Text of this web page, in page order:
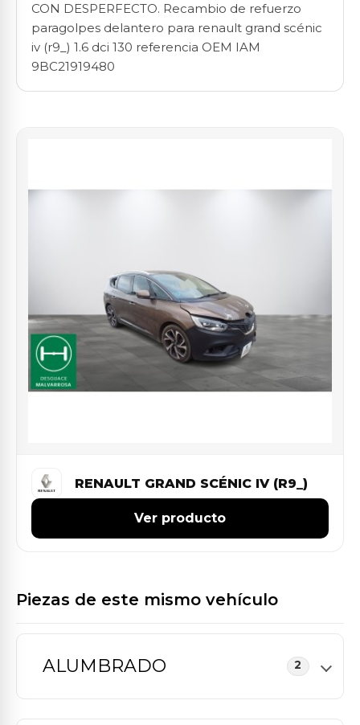
CON DESPERFECTO. Recambio de refuerzo
paragolpes delantero para renault grand scénic
iv (r9_) 1.6 dci 130 referencia OEM IAM
9BC21919480
RENAULT GRAND SCÉNIC IV (R9_)
Ver producto
Piezas de este mismo vehículo
ALUMBRADO 2